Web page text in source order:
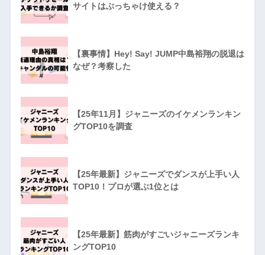
サイトはぶっちゃけ使える？
【裏事情】Hey! Say! JUMP中島裕翔の脱退は
なぜ？考察した
【25年11月】ジャニーズのイケメンランキン
グTOP10を調査
【25年最新】ジャニーズでダンスが上手い人
TOP10！プロが選ぶ1位とは
【25年最新】筋肉がすごいジャニーズランキ
ングTOP10